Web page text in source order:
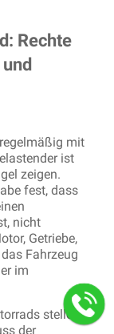
Rechte
mit
ist
zeigen.
fest, dass
nicht
Getriebe,
Fahrzeug
im
stellen
der